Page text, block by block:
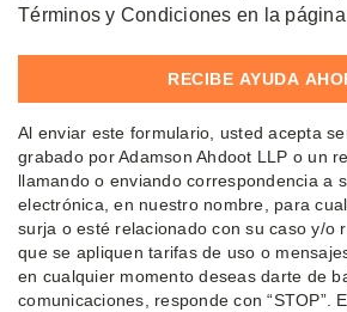
Términos y Condiciones en la
Al enviar este formulario, usted acepta
grabado por Adamson Ahdoot LLP o un
llamando o enviando correspondencia a
electrónica, en nuestro nombre, para
surja o esté relacionado con su caso y/o
que se apliquen tarifas de uso o
en cualquier momento deseas darte de
comunicaciones, responde con “STOP”.